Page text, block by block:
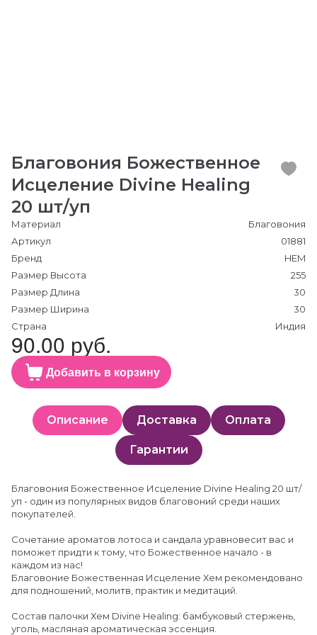
Благовония Божественное
Исцеление Divine Healing
20 шт/уп
Материал
Благовония
Артикул
01881
Бренд
HEM
Размер Высота
255
Размер Длина
30
Размер Ширина
30
Страна
Индия
90.00 руб.
Добавить в корзину
Описание Доставка Оплата
Гарантии
Благовония Божественное Исцеление Divine Healing 20 шт/
уп - один из популярных видов благовоний среди наших
покупателей.
Сочетание ароматов лотоса и сандала уравновесит вас и
поможет придти к тому, что Божественное начало - в
каждом из нас!
Благовоние Божественная Исцеление Хем рекомендовано
для подношений, молитв, практик и медитаций.
Состав палочки Хем Divine Healing: бамбуковый стержень,
уголь, масляная ароматическая эссенция.